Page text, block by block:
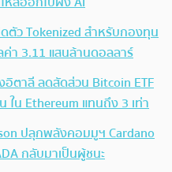
ดตัว Tokenized สำหรับกองทุน
ค่า 3.11 แสนล้านดอลลาร์
ตาลี ลดสัดส่วน Bitcoin ETF
ใน Ethereum แทนถึง 3 เท่า
ปลุกพลังคอมมูฯ Cardano
กลับมาเป็นผู้ชนะ